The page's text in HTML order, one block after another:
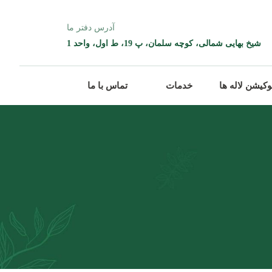
آدرس دفتر ما
شیخ بهایی شمالی، کوچه سلمان، پ 19، ط اول، واحد 1
لاله ها خدمات تماس با ما